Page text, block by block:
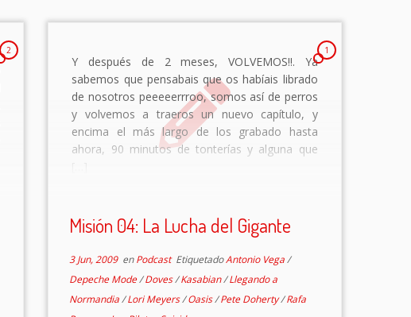
2 1
Y después de 2 meses, VOLVEMOS!!. Ya
sabemos que pensabais que os habíais librado
de nosotros peeeeerrroo, somos así de perros
y volvemos a traeros un nuevo capítulo, y
encima el más largo de los grabado hasta
ahora, 90 minutos de tonterías y alguna que
Misión 04: La Lucha del Gigante
3 Jun, 2009enPodcast EtiquetadoAntonio Vega/
Depeche Mode/Doves/Kasabian/Llegando a
Normandia/Lori Meyers/Oasis/Pete Doherty/Rafa